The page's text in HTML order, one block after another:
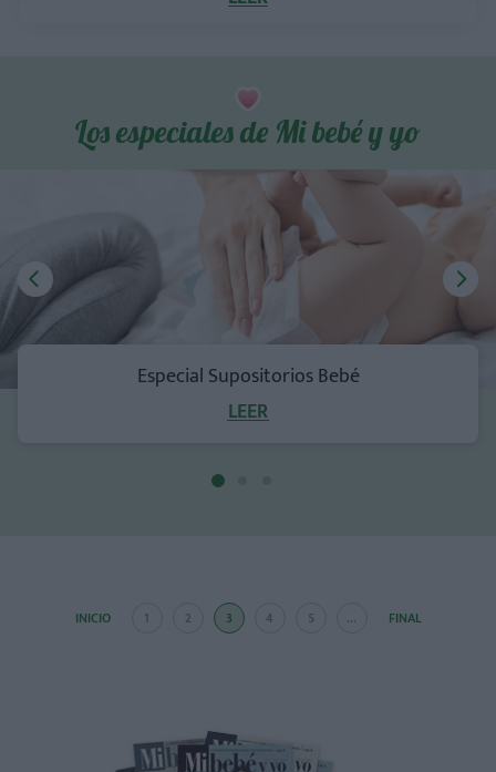
Los especiales de Mi bebé y yo
Especial Supositorios Bebé
LEER
INICIO 1 2 3 4 5 ... FINAL